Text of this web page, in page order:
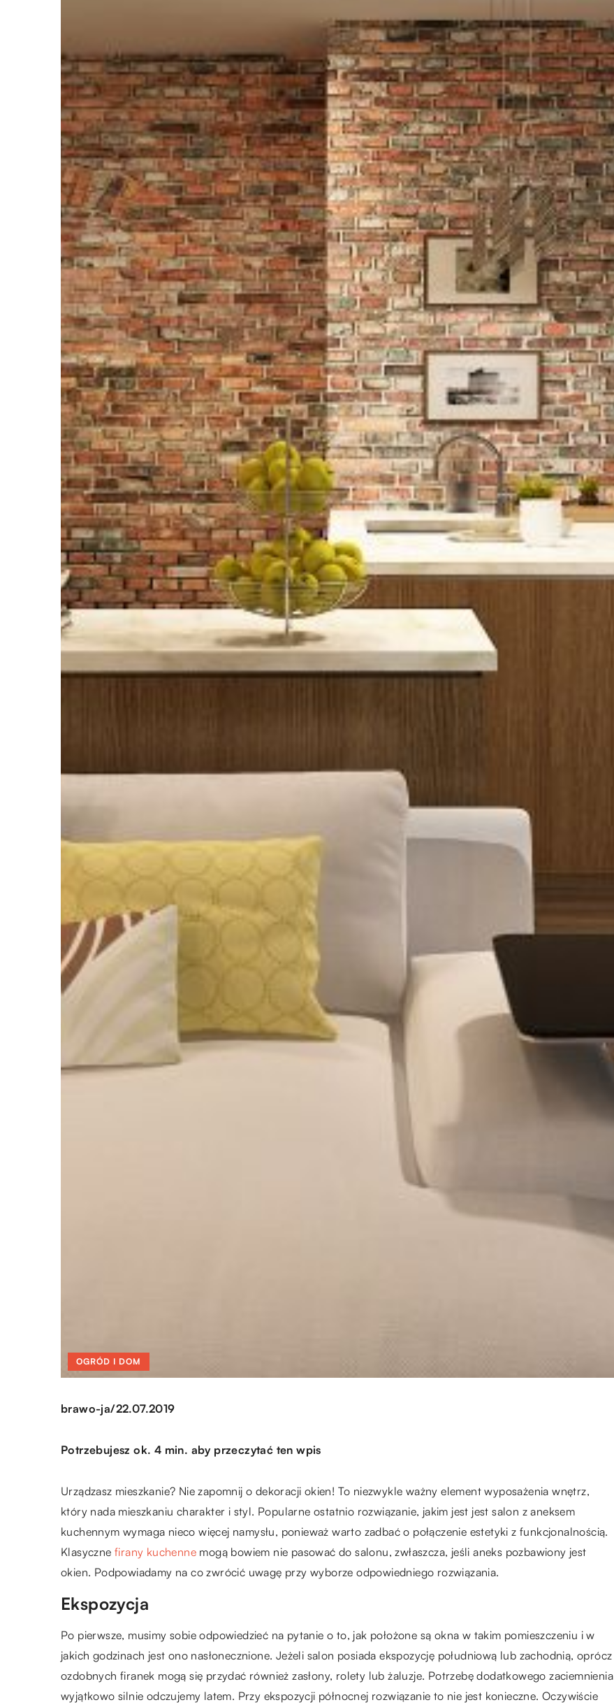
OGRÓD I DOM
brawo-ja/22.07.2019
Potrzebujesz ok. 4 min. aby przeczytać ten wpis
Urządzasz mieszkanie? Nie zapomnij o dekoracji okien! To niezwykle ważny element wyposażenia wnętrz,
który nada mieszkaniu charakter i styl. Popularne ostatnio rozwiązanie, jakim jest jest salon z aneksem
kuchennym wymaga nieco więcej namysłu, ponieważ warto zadbać o połączenie estetyki z funkcjonalnością.
Klasycznefirany kuchenne mogą bowiem nie pasować do salonu, zwłaszcza, jeśli aneks pozbawiony jest
okien. Podpowiadamy na co zwrócić uwagę przy wyborze odpowiedniego rozwiązania.
Ekspozycja
Po pierwsze, musimy sobie odpowiedzieć na pytanie o to, jak położone są okna w takim pomieszczeniu i w
jakich godzinach jest ono nasłonecznione. Jeżeli salon posiada ekspozycję południową lub zachodnią, oprócz
ozdobnych firanek mogą się przydać również zasłony, rolety lub żaluzje. Potrzebę dodatkowego zaciemnienia
wyjątkowo silnie odczujemy latem. Przy ekspozycji północnej rozwiązanie to nie jest konieczne. Oczywiście